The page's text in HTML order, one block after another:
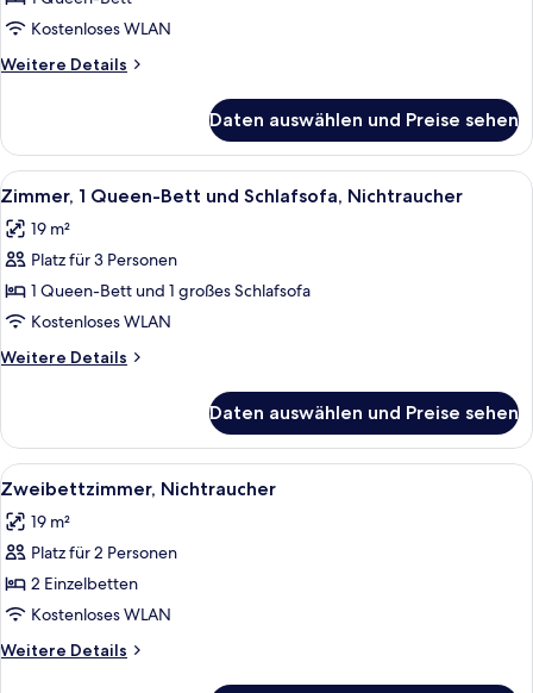
Queen-
Bett,
barrierefrei,
anzeigen
Kostenloses WLAN
Weitere Details
Weitere
1
Queen-
Bett,
Nichtraucher
Daten auswählen und Preise sehen
Alle
Fotos
für
Zimmer,
1 Queen-
Bett
und
Schlafsofa,
anzeigen
Ein Hotelzimmer mit zwei Betten,
4
Zimmer, 1 Queen-Bett und Schlafsofa, Nichtraucher
19 m²
Platz für 3 Personen
1 Queen-Bett und 1 großes Schlafsofa
Kostenloses WLAN
Weitere Details
Weitere
1 Queen-
Bett
und
Nichtraucher
Daten auswählen und Preise sehen
Alle
Fotos
für
Zweibettzimmer,
Nichtraucher
anzeigen
Ein Hotelzimmer mit zwei Betten,
3
Zweibettzimmer, Nichtraucher
19 m²
Platz für 2 Personen
2 Einzelbetten
Kostenloses WLAN
Weitere Details
Weitere